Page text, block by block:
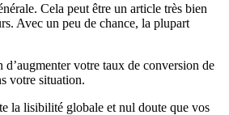
Cela peut être un article très bien
Avec un peu de chance, la plupart
votre taux de conversion de
votre situation.
la lisibilité globale et nul doute que vos